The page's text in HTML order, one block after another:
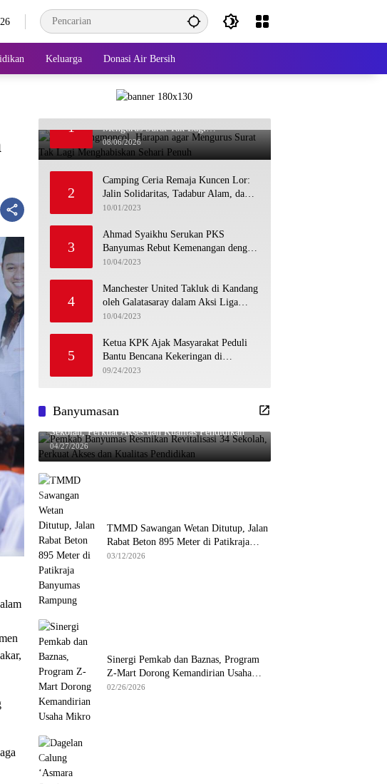
Keluarga Donasi Air Bersih
1
Mengurus Surat Tak Lagi
Menghabiskan Sehari Penuh
08/06/2026
2
Camping Ceria Remaja Kuncen Lor:
Jalin Solidaritas, Tadabur Alam, dan
Bahas Isu Keremajaan
10/01/2023
3
Ahmad Syaikhu Serukan PKS
Banyumas Rebut Kemenangan dengan
Meneladani Perjuangan Soedirman
10/04/2023
4
Manchester United Takluk di Kandang
oleh Galatasaray dalam Aksi Liga
Champions
10/04/2023
5
Ketua KPK Ajak Masyarakat Peduli
Bantu Bencana Kekeringan di
Banyumas
09/24/2023
Banyumasan
Pemkab Banyumas Resmikan Revitalisasi 34
Sekolah, Perkuat Akses dan Kualitas Pendidikan
04/27/2026
TMMD Sawangan Wetan Ditutup, Jalan
Rabat Beton 895 Meter di Patikraja
Banyumas Rampung
03/12/2026
Sinergi Pemkab dan Baznas, Program
Z-Mart Dorong Kemandirian Usaha
Mikro
02/26/2026